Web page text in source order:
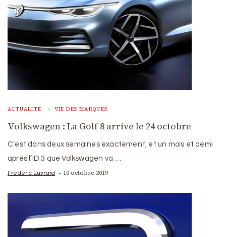
ACTUALITÉ VIE DES MARQUES
Volkswagen : La Golf 8 arrive le 24 octobre
C’est dans deux semaines exactement, et un mois et demi
après l’ID.3 que Volkswagen va …
Frédéric Euvrard 10 octobre 2019